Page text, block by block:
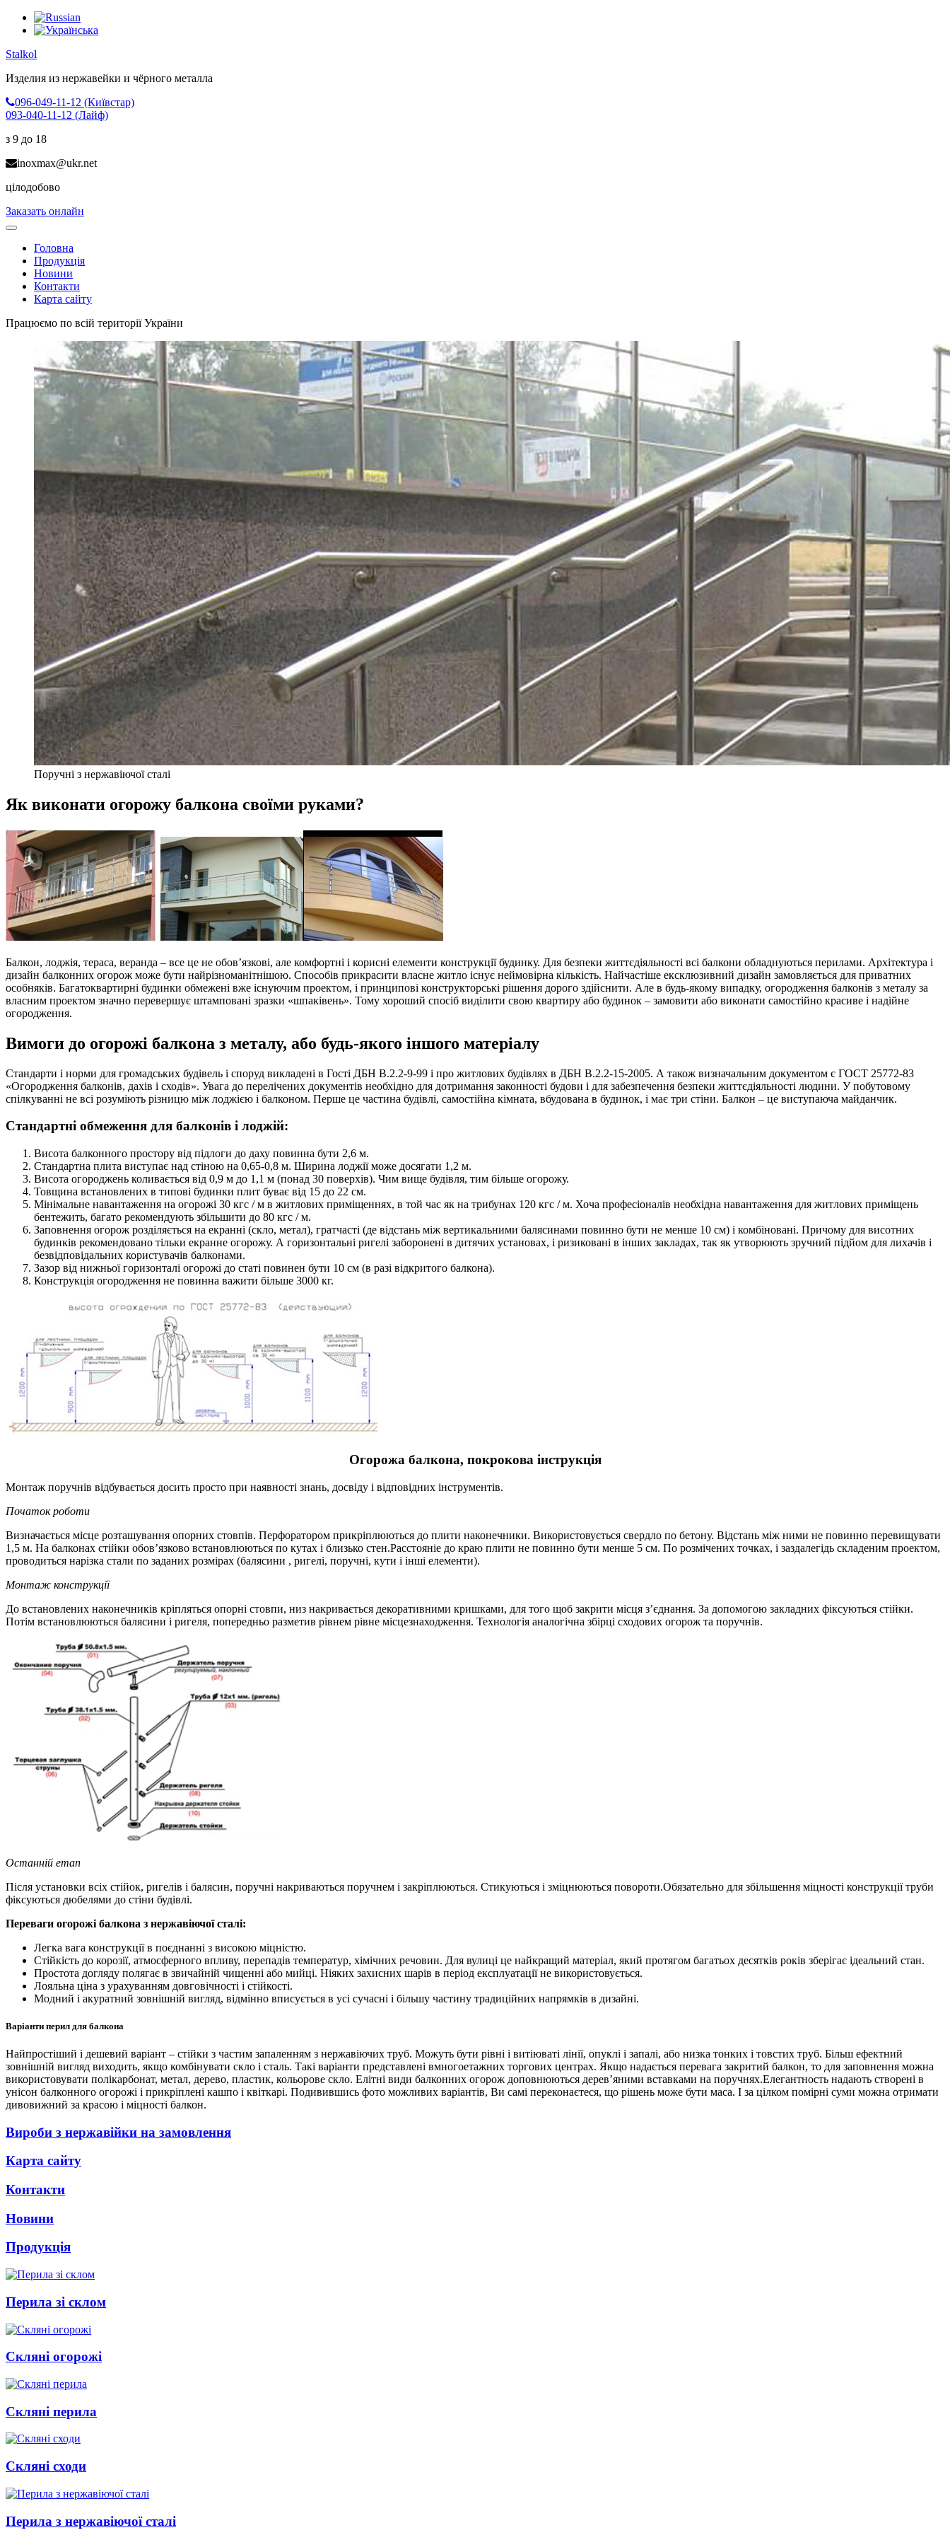
Stalkol
Изделия из нержавейки и чёрного металла
096-049-11-12 (Київстар)
093-040-11-12 (Лайф)
з 9 до 18
inoxmax@ukr.net
цілодобово
Заказать онлайн
Toggle
navigationГоловна
Продукція
Новини
Контакти
Карта сайту
Працюємо по всій території України
Поручні з нержавіючої сталі
Як виконати огорожу балкона своїми руками?
Балкон, лоджія, тераса, веранда – все це не обов’язкові, але комфортні і корисні елементи конструкції будинку. Для безпеки життєдіяльності всі балкони обладнуються перилами. Архітектура і
дизайн балконних огорож може бути найрізноманітнішою. Способів прикрасити власне житло існує неймовірна кількість. Найчастіше ексклюзивний дизайн замовляється для приватних
особняків. Багатоквартирні будинки обмежені вже існуючим проектом, і принципові конструкторські рішення дорого здійснити. Але в будь-якому випадку, огородження балконів з металу за
власним проектом значно перевершує штамповані зразки «шпаківень». Тому хороший спосіб виділити свою квартиру або будинок – замовити або виконати самостійно красиве і надійне
огородження.
Вимоги до огорожі балкона з металу, або будь-якого іншого матеріалу
Стандарти і норми для громадських будівель і споруд викладені в Гості ДБН В.2.2-9-99 і про житлових будівлях в ДБН В.2.2-15-2005. А також визначальним документом є ГОСТ 25772-83
«Огородження балконів, дахів і сходів». Увага до перелічених документів необхідно для дотримання законності будови і для забезпечення безпеки життєдіяльності людини. У побутовому
спілкуванні не всі розуміють різницю між лоджією і балконом. Перше це частина будівлі, самостійна кімната, вбудована в будинок, і має три стіни. Балкон – це виступаюча майданчик.
Стандартні обмеження для балконів і лоджій:
Висота балконного простору від підлоги до даху повинна бути 2,6 м.
Стандартна плита виступає над стіною на 0,65-0,8 м. Ширина лоджії може досягати 1,2 м.
Висота огороджень коливається від 0,9 м до 1,1 м (понад 30 поверхів). Чим вище будівля, тим більше огорожу.
Товщина встановлених в типові будинки плит буває від 15 до 22 см.
Мінімальне навантаження на огорожі 30 кгс / м в житлових приміщеннях, в той час як на трибунах 120 кгс / м. Хоча професіоналів необхідна навантаження для житлових приміщень
бентежить, багато рекомендують збільшити до 80 кгс / м.
Заповнення огорож розділяється на екранні (скло, метал), гратчасті (де відстань між вертикальними балясинами повинно бути не менше 10 см) і комбіновані. Причому для висотних
будинків рекомендовано тільки екранне огорожу. А горизонтальні ригелі заборонені в дитячих установах, і ризиковані в інших закладах, так як утворюють зручний підйом для лихачів і
безвідповідальних користувачів балконами.
Зазор від нижньої горизонталі огорожі до статі повинен бути 10 см (в разі відкритого балкона).
Конструкція огородження не повинна важити більше 3000 кг.
Огорожа балкона, покрокова інструкція
Монтаж поручнів відбувається досить просто при наявності знань, досвіду і відповідних інструментів.
Початок роботи
Визначається місце розташування опорних стовпів. Перфоратором прикріплюються до плити наконечники. Використовується свердло по бетону. Відстань між ними не повинно перевищувати
1,5 м. На балконах стійки обов’язково встановлюються по кутах і близько стен.Расстояніе до краю плити не повинно бути менше 5 см. По розмічених точках, і заздалегідь складеним проектом,
проводиться нарізка стали по заданих розмірах (балясини , ригелі, поручні, кути і інші елементи).
Монтаж конструкції
До встановлених наконечників кріпляться опорні стовпи, низ накривається декоративними кришками, для того щоб закрити місця з’єднання. За допомогою закладних фіксуються стійки.
Потім встановлюються балясини і ригеля, попередньо разметив рівнем рівне місцезнаходження. Технологія аналогічна збірці сходових огорож та поручнів.
Останній етап
Після установки всіх стійок, ригелів і балясин, поручні накриваються поручнем і закріплюються. Стикуються і зміцнюються повороти.Обязательно для збільшення міцності конструкції труби
фіксуються дюбелями до стіни будівлі.
Переваги огорожі балкона з нержавіючої сталі:
Легка вага конструкції в поєднанні з високою міцністю.
Стійкість до корозії, атмосферного впливу, перепадів температур, хімічних речовин. Для вулиці це найкращий матеріал, який протягом багатьох десятків років зберігає ідеальний стан.
Простота догляду полягає в звичайній чищенні або мийці. Ніяких захисних шарів в період експлуатації не використовується.
Лояльна ціна з урахуванням довговічності і стійкості.
Модний і акуратний зовнішній вигляд, відмінно вписується в усі сучасні і більшу частину традиційних напрямків в дизайні.
Варіанти перил для балкона
Найпростіший і дешевий варіант – стійки з частим запаленням з нержавіючих труб. Можуть бути рівні і витіюваті лінії, опуклі і запалі, або низка тонких і товстих труб. Більш ефектний
зовнішній вигляд виходить, якщо комбінувати скло і сталь. Такі варіанти представлені вмногоетажних торгових центрах. Якщо надається перевага закритий балкон, то для заповнення можна
використовувати полікарбонат, метал, дерево, пластик, кольорове скло. Елітні види балконних огорож доповнюються дерев’яними вставками на поручнях.Елегантность надають створені в
унісон балконного огорожі і прикріплені кашпо і квіткарі. Подивившись фото можливих варіантів, Ви самі переконаєтеся, що рішень може бути маса. І за цілком помірні суми можна отримати
дивовижний за красою і міцності балкон.
Вироби з нержавійки на замовлення
Карта сайту
Контакти
Новини
Продукція
Перила зі склом
Скляні огорожі
Скляні перила
Скляні сходи
Перила з нержавіючої сталі